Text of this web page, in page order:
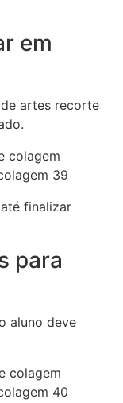
em
artes recorte
39
finalizar
para
aluno deve
40